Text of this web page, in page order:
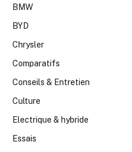
BMW
BYD
Chrysler
Comparatifs
Conseils & Entretien
Culture
Electrique & hybride
Essais